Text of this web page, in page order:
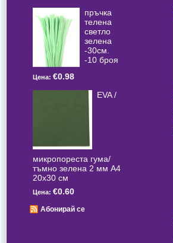
пръчка
телена
светлo
зелена
-30см.
-10 броя
Цена: €0.98
EVA /
микропореста гума/
тъмно зелена 2 мм А4
20x30 см
Цена: €0.60
Абонирай се